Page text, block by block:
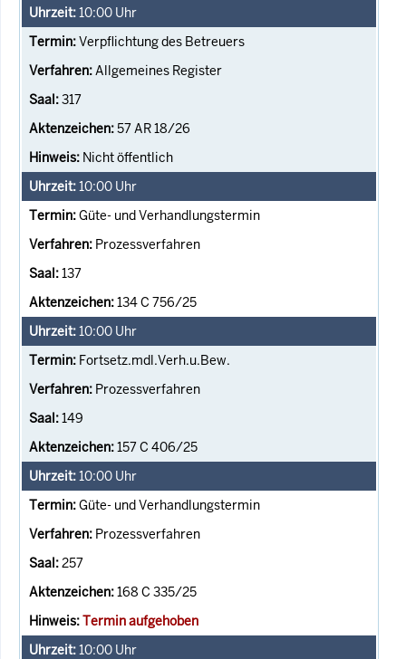
10:00 Uhr
Verpflichtung des Betreuers
Allgemeines Register
317
57 AR 18/26
Nicht öffentlich
10:00 Uhr
Güte- und Verhandlungstermin
Prozessverfahren
137
134 C 756/25
10:00 Uhr
Fortsetz.mdl.Verh.u.Bew.
Prozessverfahren
149
157 C 406/25
10:00 Uhr
Güte- und Verhandlungstermin
Prozessverfahren
257
168 C 335/25
Termin aufgehoben
10:00 Uhr